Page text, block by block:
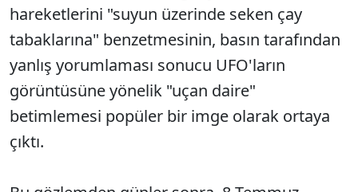
hareketlerini "suyun üzerinde seken çay
tabaklarına" benzetmesinin, basın tarafından
yanlış yorumlaması sonucu UFO'ların
görüntüsüne yönelik "uçan daire"
betimlemesi popüler bir imge olarak ortaya
çıktı.